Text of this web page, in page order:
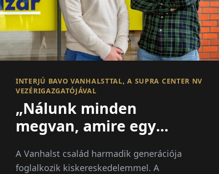
INTERJÚ BAVO VANHALSTTAL, A SUPRA CENTER NV
VEZÉRIGAZGATÓJÁVAL
„Nálunk minden
megvan, amire egy
A Vanhalst család harmadik generációja
foglalkozik kiskereskedelemmel. A